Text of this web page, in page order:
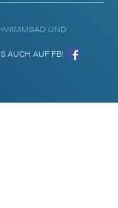
UND
AUCH AUF FB!